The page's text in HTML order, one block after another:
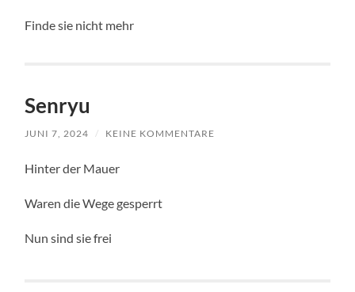
Finde sie nicht mehr
Senryu
JUNI 7, 2024 / KEINE KOMMENTARE
Hinter der Mauer
Waren die Wege gesperrt
Nun sind sie frei